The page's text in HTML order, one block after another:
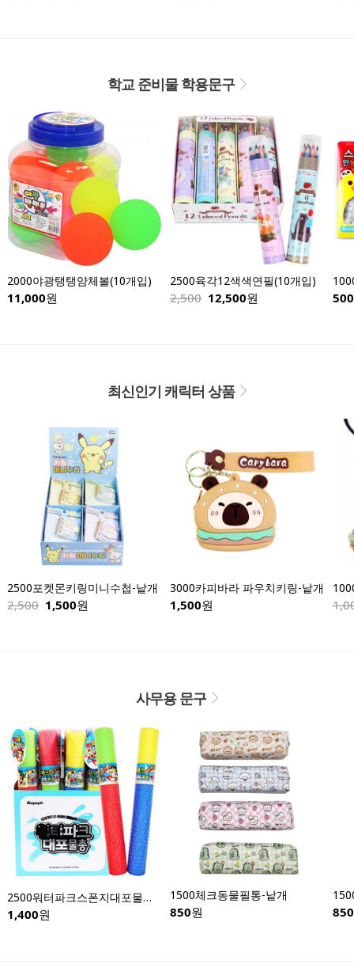
학교 준비물 학용문구
2000야광탱탱얌체볼(10개입)
11,000원
2500육각12색색연필(10개입)
2,500 12,500원 500
최신인기 캐릭터 상품
2500포켓몬키링미니수첩-낱개
2,500 1,500원
3000카피바라 파우치키링-낱개
1,500원
사무용 문구
2500워터파크스폰지대포물총-낱개
1,400원
1500체크동물필통-낱개
850원 850